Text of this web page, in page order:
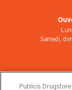
Samedi,
Publicis